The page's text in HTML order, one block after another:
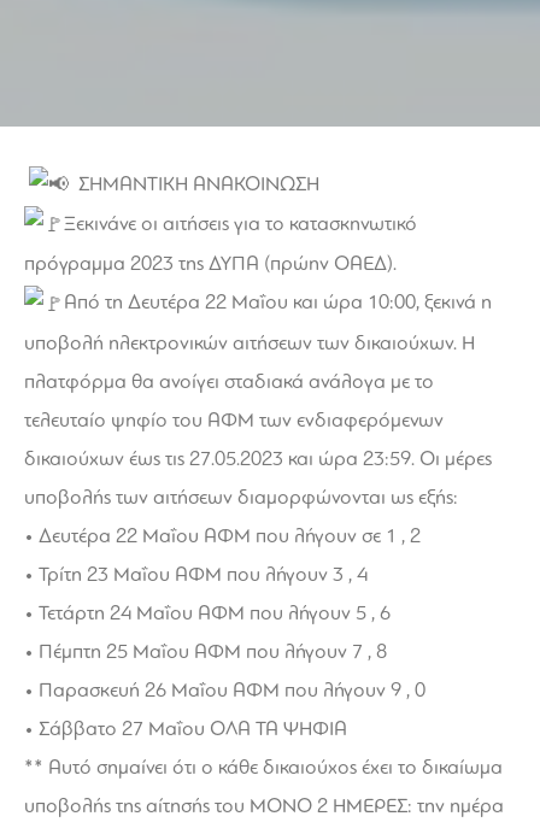
ΣΗΜΑΝΤΙΚΗ ΑΝΑΚΟΙΝΩΣΗ
Ξεκινάνε οι αιτήσεις για το κατασκηνωτικό
πρόγραμμα 2023 της ΔΥΠΑ (πρώην ΟΑΕΔ).
Από τη Δευτέρα 22 Μαΐου και ώρα 10:00, ξεκινά η
υποβολή ηλεκτρονικών αιτήσεων των δικαιούχων. Η
πλατφόρμα θα ανοίγει σταδιακά ανάλογα με το
τελευταίο ψηφίο του ΑΦΜ των ενδιαφερόμενων
δικαιούχων έως τις 27.05.2023 και ώρα 23:59. Οι μέρες
υποβολής των αιτήσεων διαμορφώνονται ως εξής:
• Δευτέρα 22 Μαΐου ΑΦΜ που λήγουν σε 1 , 2
• Τρίτη 23 Μαΐου ΑΦΜ που λήγουν 3 , 4
• Τετάρτη 24 Μαΐου ΑΦΜ που λήγουν 5 , 6
• Πέμπτη 25 Μαΐου ΑΦΜ που λήγουν 7 , 8
• Παρασκευή 26 Μαΐου ΑΦΜ που λήγουν 9 , 0
• Σάββατο 27 Μαΐου ΟΛΑ ΤΑ ΨΗΦΙΑ
** Αυτό σημαίνει ότι ο κάθε δικαιούχος έχει το δικαίωμα
υποβολής της αίτησής του ΜΟΝΟ 2 ΗΜΕΡΕΣ: την ημέρα